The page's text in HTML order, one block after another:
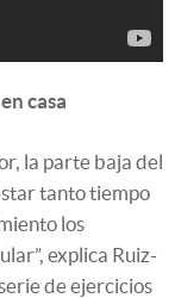
casa
la parte baja del
tanto tiempo
los
explica Ruiz-
de ejercicios